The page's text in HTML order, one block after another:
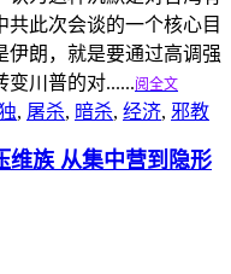
此次会谈的一个核心目
伊朗，就是要通过高调强
变川普的对......阅全文
, 屠杀, 暗杀, 经济, 邪教
维族 从集中营到隐形